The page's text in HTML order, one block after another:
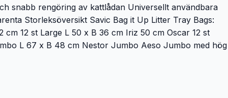
snabb rengöring av kattlådan Universellt användbara
Storleksöversikt Savic Bag it Up Litter Tray Bags:
12 st Large L 50 x B 36 cm Iriz 50 cm Oscar 12 st
L 67 x B 48 cm Nestor Jumbo Aeso Jumbo med hög